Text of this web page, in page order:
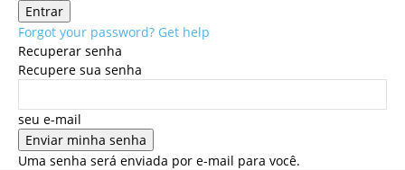
Forgot your password? Get help
Recuperar senha
Recupere sua senha
seu e-mail
Uma senha será enviada por e-mail para você.